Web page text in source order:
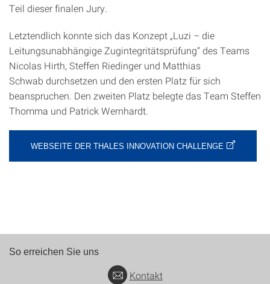
Teil dieser finalen Jury.
Letztendlich konnte sich das Konzept „Luzi – die
Leitungsunabhängige Zugintegritätsprüfung“ des Teams
Nicolas Hirth, Steffen Riedinger und Matthias
Schwab durchsetzen und den ersten Platz für sich
beanspruchen. Den zweiten Platz belegte das Team Steffen
Thomma und Patrick Wernhardt.
WEBSEITE DER THALES INNOVATION CHALLENGE
So erreichen Sie uns
Kontakt